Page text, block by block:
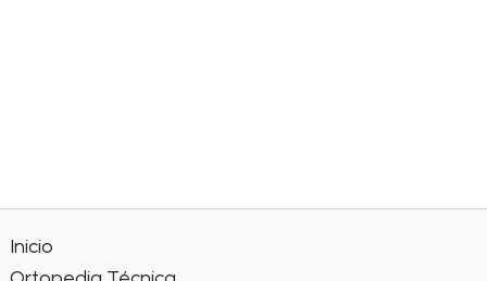
Inicio